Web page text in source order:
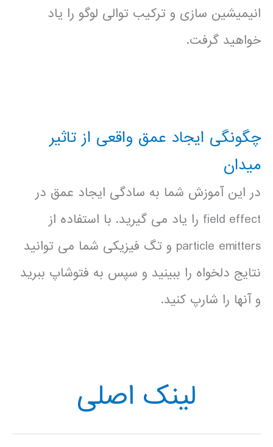
انیمیشین سازی و ترکیب توالی لوگو را یاد
خواهید گرفت.
چگونگی ایجاد عمق واقعی از تاثیر
میدان
در این آموزش شما به سادگی ایجاد عمق در
field effect را یاد می گیرید. با استفاده از
particle emitters و تگ فیزیکی شما می توانید
نتایج دلخواه را ببینید و سپس به فتوشاپ ببرید
و آنها را شارپ کنید.
لینک اصلی